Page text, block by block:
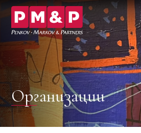
Организации
Организации